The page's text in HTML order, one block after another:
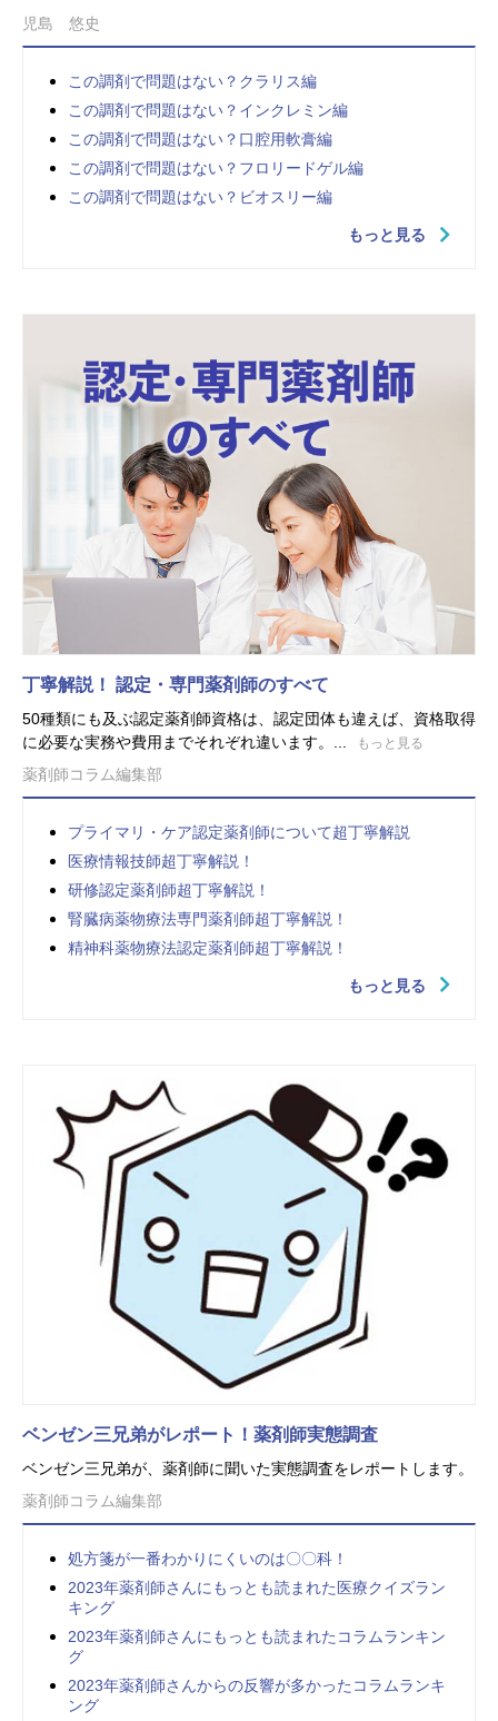
児島 悠史
この調剤で問題はない？クラリス編
この調剤で問題はない？インクレミン編
この調剤で問題はない？口腔用軟膏編
この調剤で問題はない？フロリードゲル編
この調剤で問題はない？ビオスリー編
もっと見る
丁寧解説！ 認定・専門薬剤師のすべて
50種類にも及ぶ認定薬剤師資格は、認定団体も違えば、資格取得
に必要な実務や費用までそれぞれ違います。...
もっと見る
薬剤師コラム編集部
プライマリ・ケア認定薬剤師について超丁寧解説
医療情報技師超丁寧解説！
研修認定薬剤師超丁寧解説！
腎臓病薬物療法専門薬剤師超丁寧解説！
精神科薬物療法認定薬剤師超丁寧解説！
もっと見る
ベンゼン三兄弟がレポート！薬剤師実態調査
ベンゼン三兄弟が、薬剤師に聞いた実態調査をレポートします。
薬剤師コラム編集部
処方箋が一番わかりにくいのは〇〇科！
2023年薬剤師さんにもっとも読まれた医療クイズラン
キング
2023年薬剤師さんにもっとも読まれたコラムランキン
グ
2023年薬剤師さんからの反響が多かったコラムランキ
ング